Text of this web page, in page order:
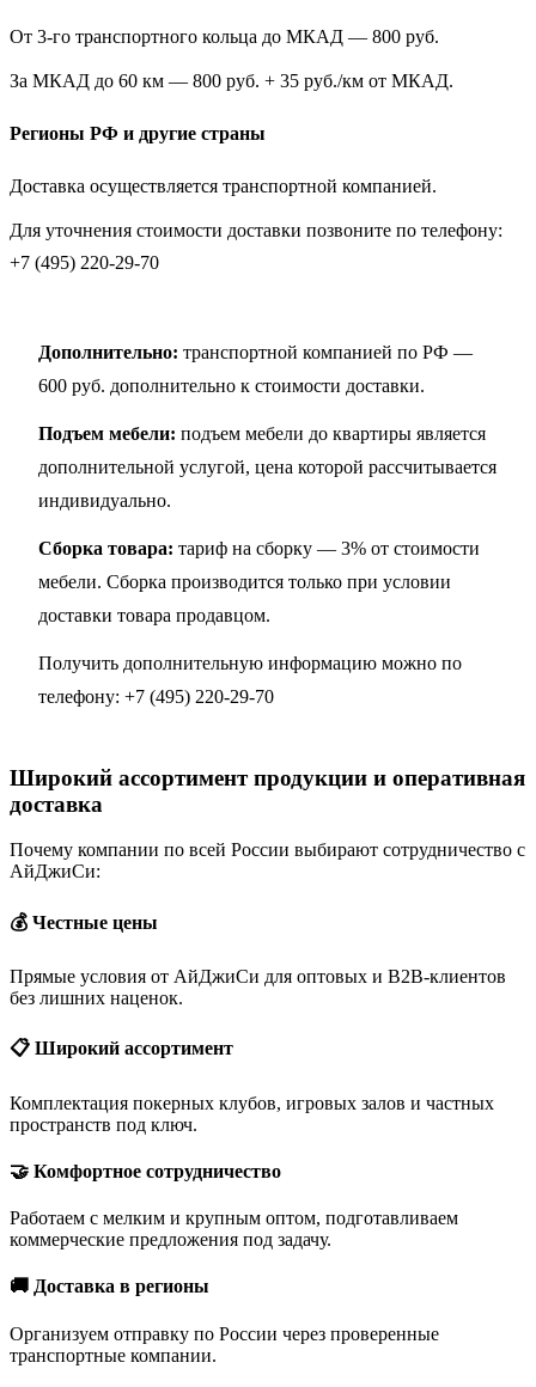
От 3-го транспортного кольца до МКАД — 800 руб.
За МКАД до 60 км — 800 руб. + 35 руб./км от МКАД.
Регионы РФ и другие страны
Доставка осуществляется транспортной компанией.
Для уточнения стоимости доставки позвоните по телефону:
+7 (495) 220-29-70
Дополнительно: транспортной компанией по РФ —
600 руб. дополнительно к стоимости доставки.
Подъем мебели: подъем мебели до квартиры является
дополнительной услугой, цена которой рассчитывается
индивидуально.
Сборка товара: тариф на сборку — 3% от стоимости
мебели. Сборка производится только при условии
доставки товара продавцом.
Получить дополнительную информацию можно по
телефону: +7 (495) 220-29-70
Широкий ассортимент продукции и оперативная
доставка
Почему компании по всей России выбирают сотрудничество с
АйДжиСи:
💰 Честные цены
Прямые условия от АйДжиСи для оптовых и B2B-клиентов
без лишних наценок.
📋 Широкий ассортимент
Комплектация покерных клубов, игровых залов и частных
пространств под ключ.
🤝 Комфортное сотрудничество
Работаем с мелким и крупным оптом, подготавливаем
коммерческие предложения под задачу.
🚚 Доставка в регионы
Организуем отправку по России через проверенные
транспортные компании.